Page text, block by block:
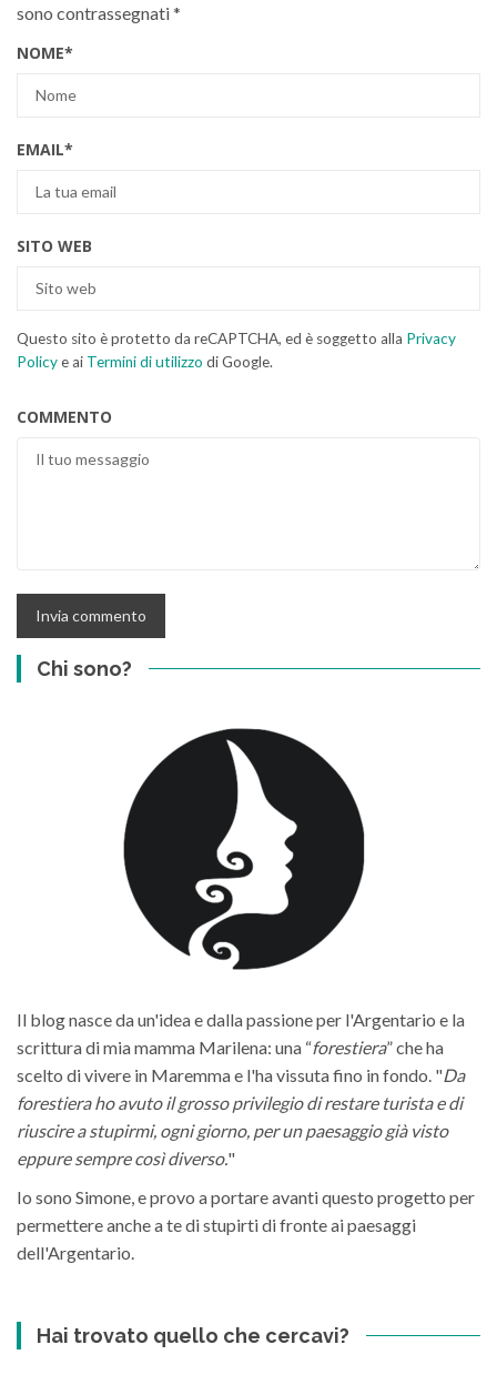
sono contrassegnati*
NOME*
EMAIL*
SITO WEB
Questo sito è protetto da reCAPTCHA, ed è soggetto alla Privacy
Policye ai Termini di utilizzo di Google.
COMMENTO
Chi sono?
Il blog nasce da un'idea e dalla passione per l'Argentario e la
scrittura di mia mamma Marilena: una “forestiera” che ha
scelto di vivere in Maremma e l'ha vissuta fino in fondo. "Da
forestiera ho avuto il grosso privilegio di restare turista e di
riuscire a stupirmi, ogni giorno, per un paesaggio già visto
eppure sempre così diverso."
Io sono Simone, e provo a portare avanti questo progetto per
permettere anche a te di stupirti di fronte ai paesaggi
dell'Argentario.
Hai trovato quello che cercavi?